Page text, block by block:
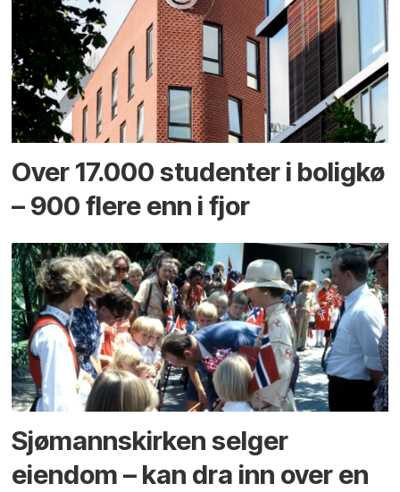
Over 17.000 studenter i boligkø
– 900 flere enn i fjor
Sjømannskirken selger
eiendom – kan dra inn over en